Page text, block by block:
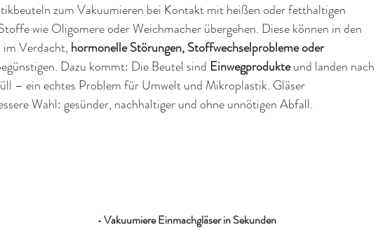
zum Vakuumieren bei Kontakt mit heißen oder fetthaltigen
wie Oligomere oder Weichmacher übergehen. Diese können in den
im Verdacht, hormonelle Störungen, Stoffwechselprobleme oder
Dazu kommt: Die Beutel sind Einwegprodukte und landen nach
– ein echtes Problem für Umwelt und Mikroplastik. Gläser
Wahl: gesünder, nachhaltiger und ohne unnötigen Abfall.
• Vakuumiere Einmachgläser in Sekunden